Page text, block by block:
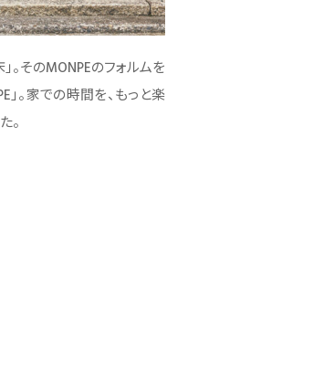
。そのMONPEのフォルムを
。家での時間を、もっと楽
。